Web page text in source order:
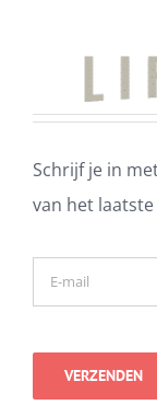
Schrijf je in
van het